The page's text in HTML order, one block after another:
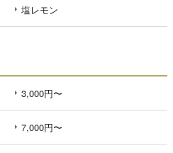
塩レモン
3,000円〜
7,000円〜